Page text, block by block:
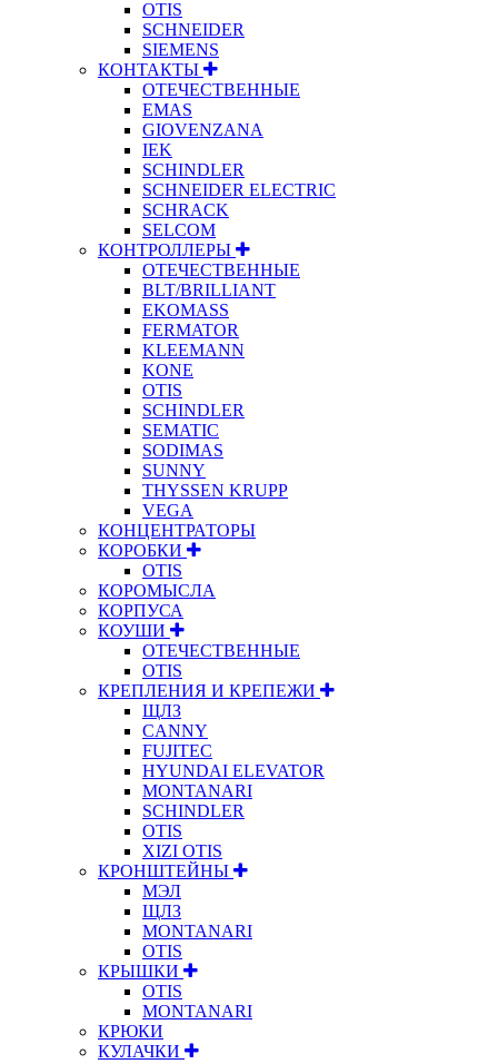
OTIS
SCHNEIDER
SIEMENS
КОНТАКТЫ
ОТЕЧЕСТВЕННЫЕ
EMAS
GIOVENZANA
IEK
SCHINDLER
SCHNEIDER ELECTRIC
SCHRACK
SELCOM
КОНТРОЛЛЕРЫ
ОТЕЧЕСТВЕННЫЕ
BLT/BRILLIANT
EKOMASS
FERMATOR
KLEEMANN
KONE
OTIS
SCHINDLER
SEMATIC
SODIMAS
SUNNY
THYSSEN KRUPP
VEGA
КОНЦЕНТРАТОРЫ
КОРОБКИ
OTIS
КОРОМЫСЛА
КОРПУСА
КОУШИ
ОТЕЧЕСТВЕННЫЕ
OTIS
КРЕПЛЕНИЯ И КРЕПЕЖИ
ЩЛЗ
CANNY
FUJITEC
HYUNDAI ELEVATOR
MONTANARI
SCHINDLER
OTIS
XIZI OTIS
КРОНШТЕЙНЫ
МЭЛ
ЩЛЗ
MONTANARI
OTIS
КРЫШКИ
OTIS
MONTANARI
КРЮКИ
КУЛАЧКИ